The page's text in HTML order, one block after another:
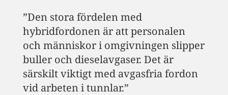
”Den stora fördelen med
hybridfordonen är att personalen
och människor i omgivningen slipper
buller och dieselavgaser. Det är
särskilt viktigt med avgasfria fordon
vid arbeten i tunnlar.”